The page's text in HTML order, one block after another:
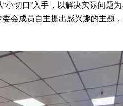
小切口”入手，以解决实际问题
会成员自主提出感兴趣的主题